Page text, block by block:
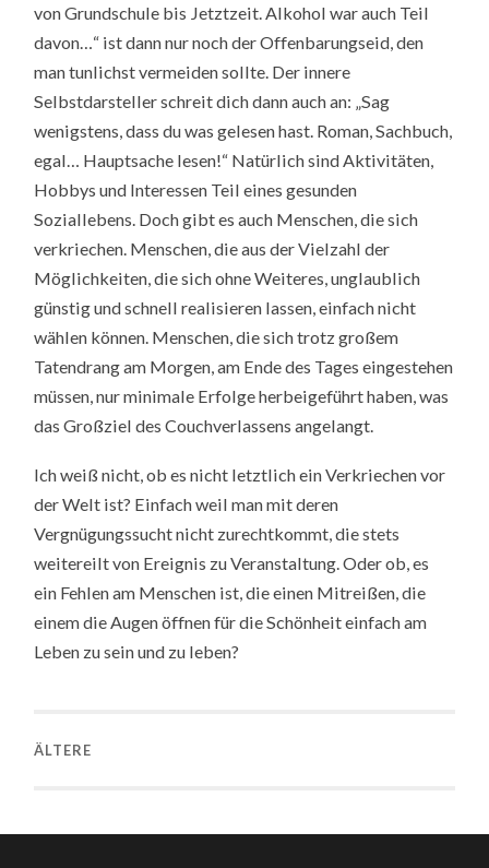
von Grundschule bis Jetztzeit. Alkohol war auch Teil
davon…“ ist dann nur noch der Offenbarungseid, den
man tunlichst vermeiden sollte. Der innere
Selbstdarsteller schreit dich dann auch an: „Sag
wenigstens, dass du was gelesen hast. Roman, Sachbuch,
egal… Hauptsache lesen!“ Natürlich sind Aktivitäten,
Hobbys und Interessen Teil eines gesunden
Soziallebens. Doch gibt es auch Menschen, die sich
verkriechen. Menschen, die aus der Vielzahl der
Möglichkeiten, die sich ohne Weiteres, unglaublich
günstig und schnell realisieren lassen, einfach nicht
wählen können. Menschen, die sich trotz großem
Tatendrang am Morgen, am Ende des Tages eingestehen
müssen, nur minimale Erfolge herbeigeführt haben, was
das Großziel des Couchverlassens angelangt.
Ich weiß nicht, ob es nicht letztlich ein Verkriechen vor
der Welt ist? Einfach weil man mit deren
Vergnügungssucht nicht zurechtkommt, die stets
weitereilt von Ereignis zu Veranstaltung. Oder ob, es
ein Fehlen am Menschen ist, die einen Mitreißen, die
einem die Augen öffnen für die Schönheit einfach am
Leben zu sein und zu leben?
ÄLTERE